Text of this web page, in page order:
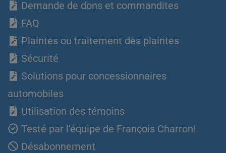
Demande de dons et commandites
FAQ
Plaintes ou traitement des plaintes
Sécurité
Solutions pour concessionnaires
automobiles
Utilisation des témoins
Testé par l'équipe de François Charron!
Désabonnement